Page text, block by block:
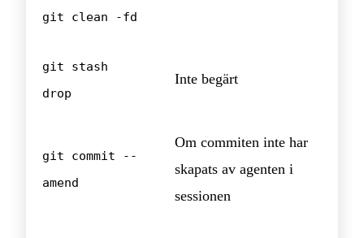
git clean -fd
git stash
drop
Inte begärt
git commit --
amend
Om commiten inte har
skapats av agenten i
sessionen